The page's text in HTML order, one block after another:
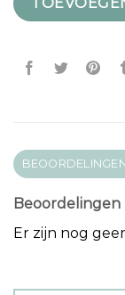
Beoordelingen
Er zijn nog